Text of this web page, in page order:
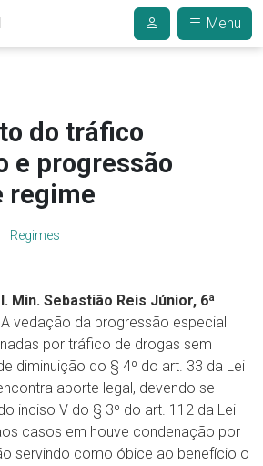
Menu
do tráfico
e progressão
regime
Regimes
Min. Sebastião Reis Júnior, 6ª
A vedação da progressão especial
por tráfico de drogas sem
diminuição do § 4º do art. 33 da Lei
aporte legal, devendo se
inciso V do § 3º do art. 112 da Lei
casos em houve condenação por
servindo como óbice ao benefício o